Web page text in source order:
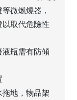
微燃燒器，
取代危險性
瓶需有防傾
地，物品架